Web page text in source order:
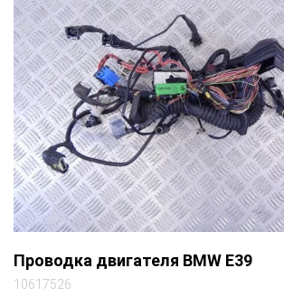
Проводка двигателя BMW E39
10617526